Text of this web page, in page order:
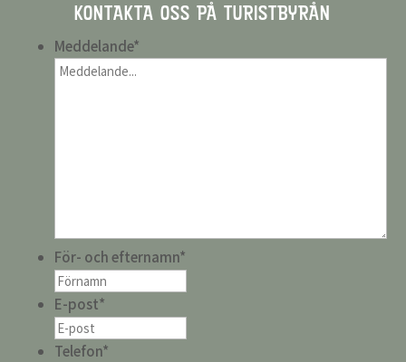
KONTAKTA OSS PÅ TURISTBYRÅN
Meddelande*
För- och efternamn*
E-post*
Telefon*